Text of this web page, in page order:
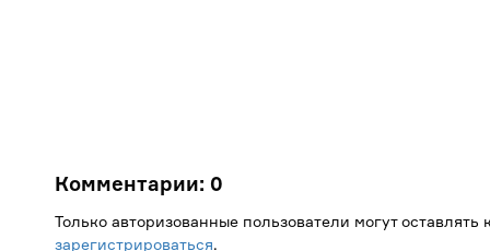
Комментарии: 0
Только авторизованные пользователи могут
зарегистрироваться.